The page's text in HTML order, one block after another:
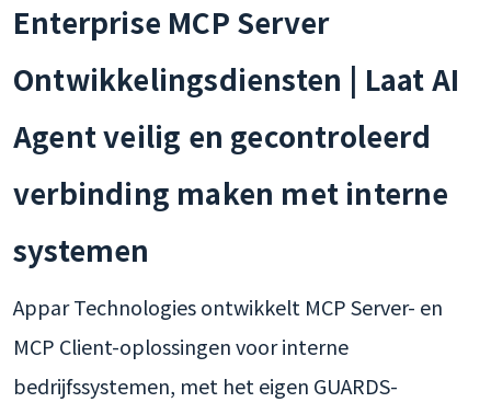
Enterprise MCP Server
Ontwikkelingsdiensten | Laat AI
Agent veilig en gecontroleerd
verbinding maken met interne
systemen
Appar Technologies ontwikkelt MCP Server- en
MCP Client-oplossingen voor interne
bedrijfssystemen, met het eigen GUARDS-